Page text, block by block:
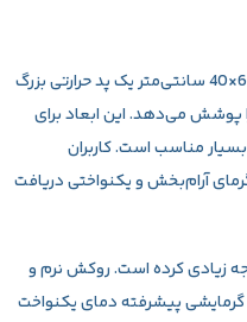
تشکچه برقی بیورر Beurer HK125 سایز 60×40 سانتی‌متر یک پد حرارتی بزرگ
پوشش می‌دهد. این ابعاد برای
مناسب است. کاربران
آرام‌بخش و یکنواختی دریافت
زیادی کرده است. روکش نرم و
پیشرفته دمای یکنواخت